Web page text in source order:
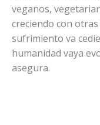
veganos,
creciendo con
sufrimiento va
humanidad vaya
asegura.